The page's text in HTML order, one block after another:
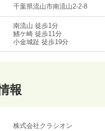
千葉県流山市南流山2-2-8
南流山 徒歩1分
鰭ケ崎 徒歩11分
小金城趾 徒歩19分
報
株式会社クラシオン